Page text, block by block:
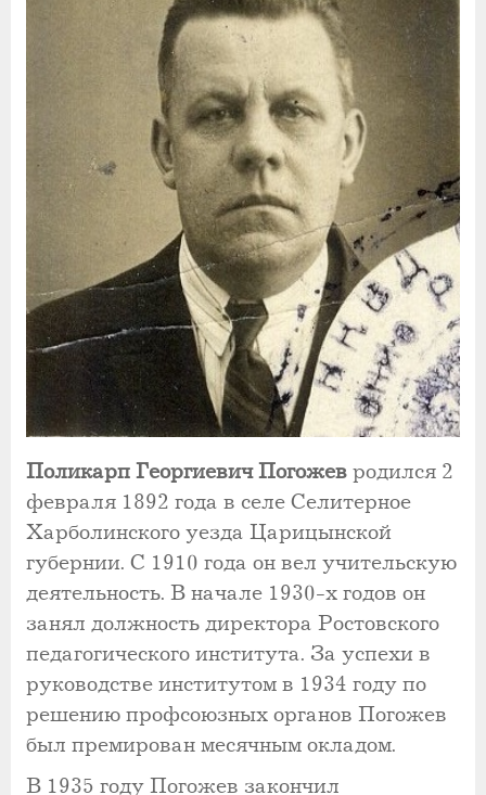
Поликарп Георгиевич Погожев родился 2
февраля 1892 года в селе Селитерное
Харболинского уезда Царицынской
губернии. С 1910 года он вел учительскую
деятельность. В начале 1930-х годов он
занял должность директора Ростовского
педагогического института. За успехи в
руководстве институтом в 1934 году по
решению профсоюзных органов Погожев
был премирован месячным окладом.
В 1935 году Погожев закончил